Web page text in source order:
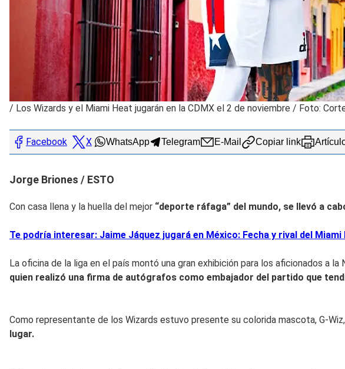
/ Los Wizards y el Miami Heat jugarán en la CDMX el 2 de noviembre / Foto:
Facebook X WhatsApp Telegram E-Mail Copiar link
Jorge Briones / ESTO
Con casa llena y la huella del mejor “deporte ráfaga” del mundo, se llevó a
Te podría interesar: Jaime Jáquez jugará en México: Fecha y rival del
La oficina de la liga en el país montó una gran exhibición para los aficionados a
quien realizó una firma de autógrafos como embajador del partido que
Como representante de los Wizards estuvo presente su colorida mascota, G-
lugar.